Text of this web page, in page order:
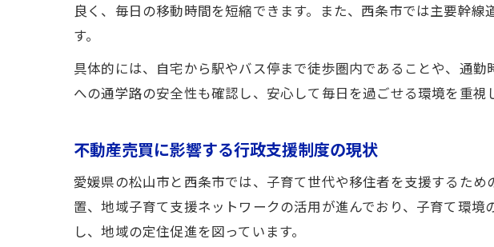
不動産売買
充実した公
松山市の防
不動産売買
地域全体で
良く、毎日の移動時間を短縮できます。また、西条市では主要幹
す。
具体的には、自宅から駅やバス停まで徒歩圏内であることや、通
への通学路の安全性も確認し、安心して毎日を過ごせる環境を重視
不動産売買に影響する行政支援制度の現状
愛媛県の松山市と西条市では、子育て世代や移住者を支援するた
置、地域子育て支援ネットワークの活用が進んでおり、子育て環
し、地域の定住促進を図っています。